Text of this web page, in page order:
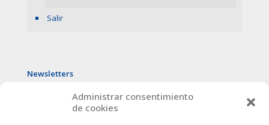
Administrar consentimiento
de cookies
Salir
Newsletters